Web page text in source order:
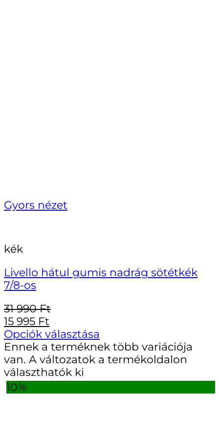
Gyors nézet
kék
Livello hátul gumis nadrág sötétkék
7/8-os
31 990Ft
15 995 Ft
Opciók választása
Ennek a terméknek több variációja
van. A változatok a termékoldalon
választhatók ki
10%